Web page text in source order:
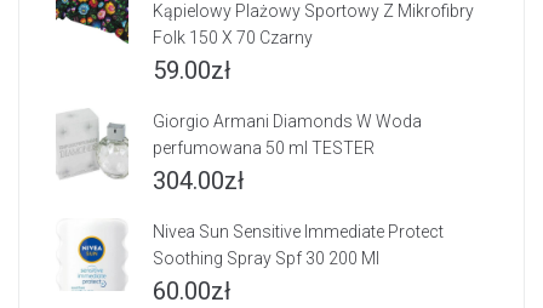
Kąpielowy Plażowy Sportowy Z Mikrofibry
Folk 150 X 70 Czarny
59.00zł
Giorgio Armani Diamonds W Woda
perfumowana 50 ml TESTER
304.00zł
Nivea Sun Sensitive Immediate Protect
Soothing Spray Spf 30 200 Ml
60.00zł